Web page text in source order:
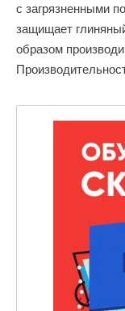
с загрязненными
защищает
образом